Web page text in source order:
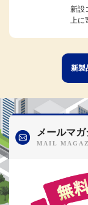
新設
上
新製
メールマ